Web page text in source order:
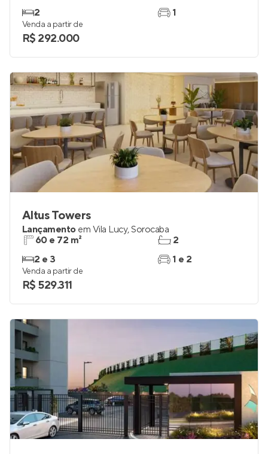
2
1
Venda a partir de
R$ 292.000
Altus Towers
Lançamento em Vila Lucy,Sorocaba
60 e 72 m²
2 e 3
2
1 e 2
Venda a partir de
R$ 529.311